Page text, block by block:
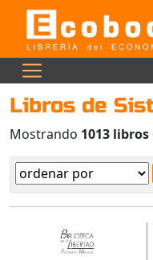
Libros de
Mostrando 1013 libros